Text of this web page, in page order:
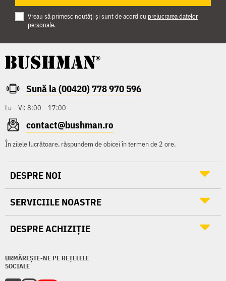
Vreau să primesc noutăți și sunt de acord cu prelucrarea datelor
personale.
Sună la (00420) 778 970 596
Lu – Vi: 8:00 – 17:00
contact@bushman.ro
În zilele lucrătoare, răspundem de obicei în termen de 2 ore.
URMĂREȘTE-NE PE REȚELELE
SOCIALE
DESPRE NOI
SERVICIILE NOASTRE
DESPRE ACHIZIȚIE